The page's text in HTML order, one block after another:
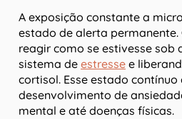
A exposição constante a
estado de alerta permanente.
reagir como se estivesse sob
sistema de estresse e
cortisol. Esse estado
desenvolvimento de
mental e até doenças físicas.